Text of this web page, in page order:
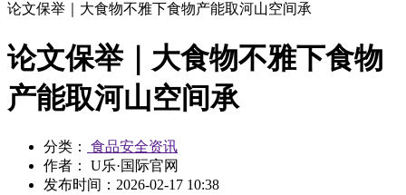
论文保举｜大食物不雅下食物产能取河山空间承
论文保举｜大食物不雅下食物
产能取河山空间承
分类：
食品安全资讯
作者： U乐·国际官网
发布时间： 2026-02-17 10:38